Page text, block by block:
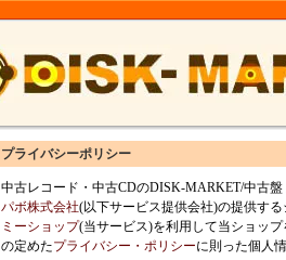
プライバシーポリシー
中古レコード・中古CDのDISK-MARKET/中古盤
パボ株式会社(以下サービス提供会社)の提供す
ミーショップ(当サービス)を利用して当ショッ
の定めたプライバシー・ポリシーに則った個人